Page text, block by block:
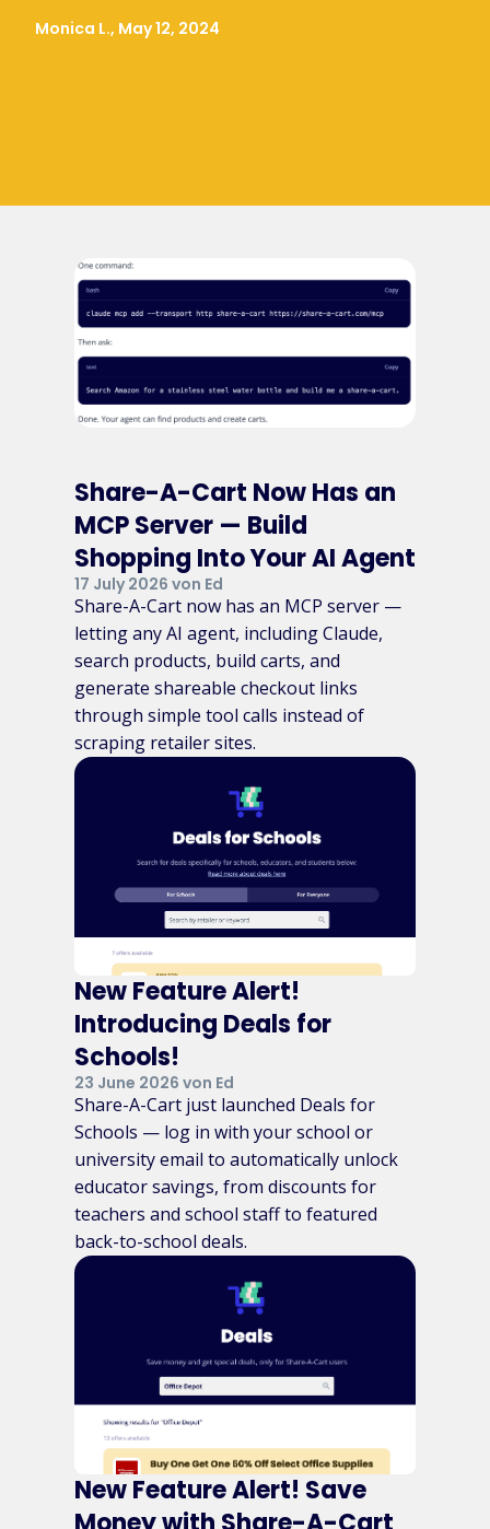
Monica L., May 12, 2024
Share-A-Cart Now Has an
MCP Server — Build
Shopping Into Your AI Agent
17 July 2026 von Ed
Share-A-Cart now has an MCP server —
letting any AI agent, including Claude,
search products, build carts, and
generate shareable checkout links
through simple tool calls instead of
scraping retailer sites.
New Feature Alert!
Introducing Deals for
Schools!
23 June 2026 von Ed
Share-A-Cart just launched Deals for
Schools — log in with your school or
university email to automatically unlock
educator savings, from discounts for
teachers and school staff to featured
back-to-school deals.
New Feature Alert! Save